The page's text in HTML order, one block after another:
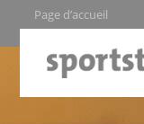
Page d’accueil